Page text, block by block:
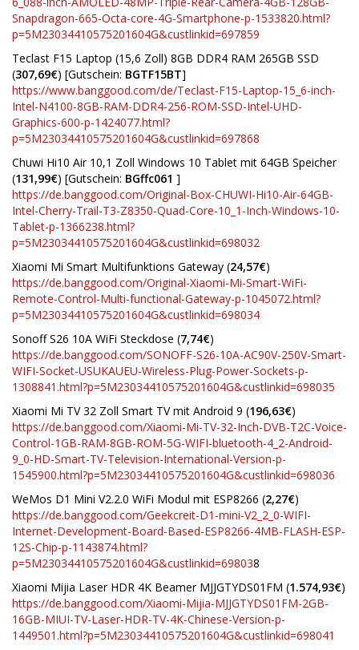
Snapdragon-665-Octa-core-4G-Smartphone-p-1533820.html?
p=5M23034410575201604G&custlinkid=697859
Teclast F15 Laptop (15,6 Zoll) 8GB DDR4 RAM 265GB SSD
(307,69€) [Gutschein: BGTF15BT]
https://www.banggood.com/de/Teclast-F15-Laptop-15_6-inch-
Intel-N4100-8GB-RAM-DDR4-256-ROM-SSD-Intel-UHD-
Graphics-600-p-1424077.html?
p=5M23034410575201604G&custlinkid=697868
Chuwi Hi10 Air 10,1 Zoll Windows 10 Tablet mit 64GB Speicher
(131,99€) [Gutschein: BGffc061 ]
https://de.banggood.com/Original-Box-CHUWI-Hi10-Air-64GB-
Intel-Cherry-Trail-T3-Z8350-Quad-Core-10_1-Inch-Windows-10-
Tablet-p-1366238.html?
p=5M23034410575201604G&custlinkid=698032
Xiaomi Mi Smart Multifunktions Gateway (24,57€)
https://de.banggood.com/Original-Xiaomi-Mi-Smart-WiFi-
Remote-Control-Multi-functional-Gateway-p-1045072.html?
p=5M23034410575201604G&custlinkid=698034
Sonoff S26 10A WiFi Steckdose (7,74€)
https://de.banggood.com/SONOFF-S26-10A-AC90V-250V-Smart-
WIFI-Socket-USUKAUEU-Wireless-Plug-Power-Sockets-p-
1308841.html?p=5M23034410575201604G&custlinkid=698035
Xiaomi Mi TV 32 Zoll Smart TV mit Android 9 (196,63€)
https://de.banggood.com/Xiaomi-Mi-TV-32-Inch-DVB-T2C-Voice-
Control-1GB-RAM-8GB-ROM-5G-WIFI-bluetooth-4_2-Android-
9_0-HD-Smart-TV-Television-International-Version-p-
1545900.html?p=5M23034410575201604G&custlinkid=698036
WeMos D1 Mini V2.2.0 WiFi Modul mit ESP8266 (2,27€)
https://de.banggood.com/Geekcreit-D1-mini-V2_2_0-WIFI-
Internet-Development-Board-Based-ESP8266-4MB-FLASH-ESP-
12S-Chip-p-1143874.html?
p=5M23034410575201604G&custlinkid=698038
Xiaomi Mijia Laser HDR 4K Beamer MJJGTYDS01FM (1.574,93€)
https://de.banggood.com/Xiaomi-Mijia-MJJGTYDS01FM-2GB-
16GB-MIUI-TV-Laser-HDR-TV-4K-Chinese-Version-p-
1449501.html?p=5M23034410575201604G&custlinkid=698041